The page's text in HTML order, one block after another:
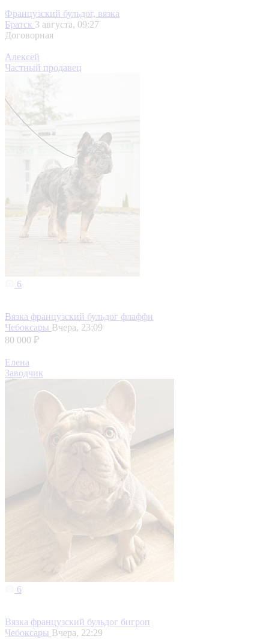
Французский бульдог, вязка
Братск 3 августа, 09:27
Договорная
Алексей
Частный продавец
6
Вязка французский бульдог флаффи
Чебоксары Вчера, 23:09
80 000 ₽
Елена
Заводчик
6
Вязка французский бульдог бигроп
Чебоксары Вчера, 22:29